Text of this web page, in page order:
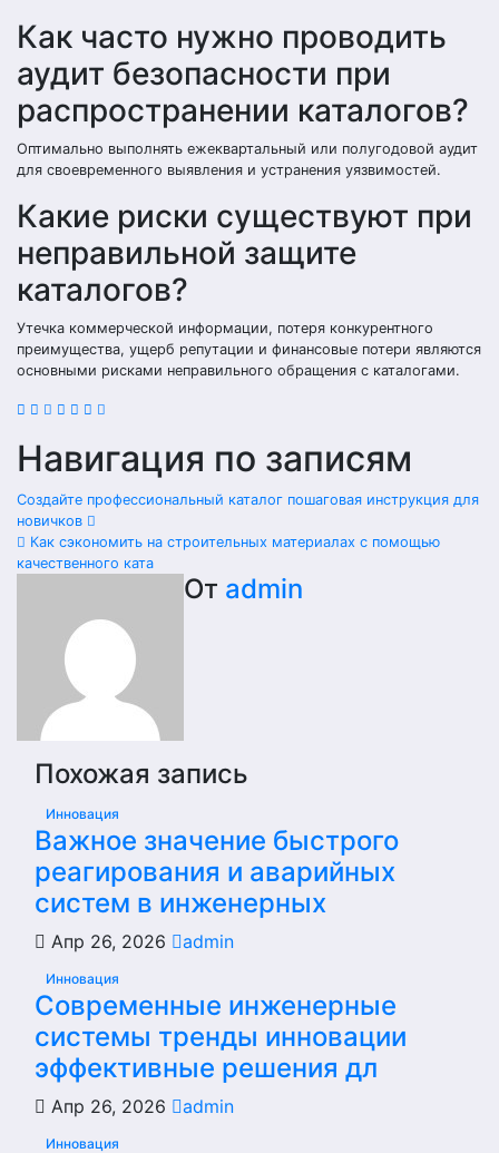
Как часто нужно проводить
аудит безопасности при
распространении каталогов?
Оптимально выполнять ежеквартальный или полугодовой аудит
для своевременного выявления и устранения уязвимостей.
Какие риски существуют при
неправильной защите
каталогов?
Утечка коммерческой информации, потеря конкурентного
преимущества, ущерб репутации и финансовые потери являются
основными рисками неправильного обращения с каталогами.
Навигация по записям
Создайте профессиональный каталог пошаговая инструкция для
новичков
Как сэкономить на строительных материалах с помощью
качественного ката
От admin
Похожая запись
Инновация
Важное значение быстрого
реагирования и аварийных
систем в инженерных
Апр 26, 2026 admin
Инновация
Современные инженерные
системы тренды инновации
эффективные решения дл
Апр 26, 2026 admin
Инновация